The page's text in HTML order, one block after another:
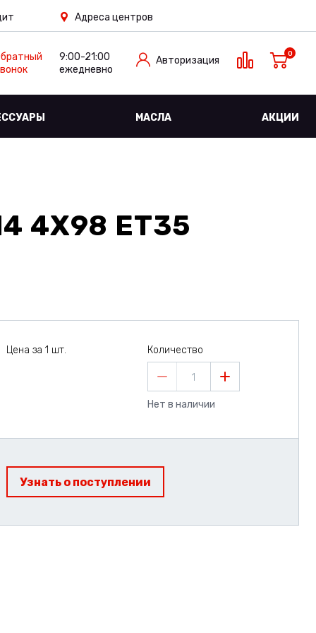
Адреса центров
9:00-21:00
ежедневно
Авторизация
0
МАСЛА АКЦИИ
4X98 ET35
Цена за 1 шт. Количество
1
Нет в наличии
Узнать о поступлении